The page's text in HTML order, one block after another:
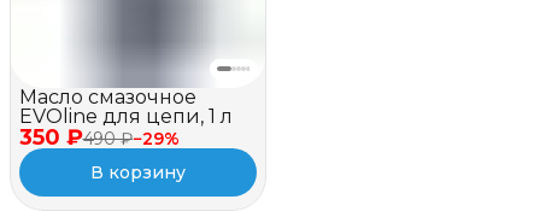
350 ₽490 ₽−29%
Масло смазочное
EVOline для цепи, 1 л
В корзину